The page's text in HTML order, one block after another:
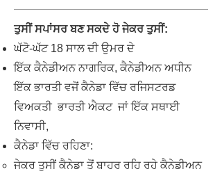
ਤੁਸੀਂ ਸਪਾਂਸਰ ਬਣ ਸਕਦੇ ਹੋ ਜੇਕਰ ਤੁਸੀਂ:
ਘੱਟੋ-ਘੱਟ 18 ਸਾਲ ਦੀ ਉਮਰ ਦੇ
ਇੱਕ ਕੈਨੇਡੀਅਨ ਨਾਗਰਿਕ, ਕੈਨੇਡੀਅਨ ਅਧੀਨ
ਇੱਕ ਭਾਰਤੀ ਵਜੋਂ ਕੈਨੇਡਾ ਵਿੱਚ ਰਜਿਸਟਰਡ
ਵਿਅਕਤੀ ਭਾਰਤੀ ਐਕਟਜਾਂ ਇੱਕ ਸਥਾਈ
ਨਿਵਾਸੀ,
ਕੈਨੇਡਾ ਵਿੱਚ ਰਹਿਣਾ:
ਜੇਕਰ ਤੁਸੀਂ ਕੈਨੇਡਾ ਤੋਂ ਬਾਹਰ ਰਹਿ ਰਹੇ ਕੈਨੇਡੀਅਨ